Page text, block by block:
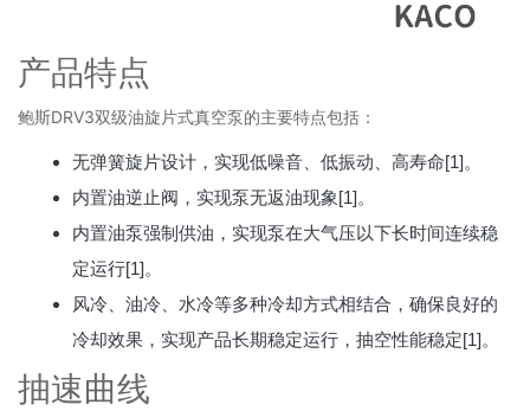
产品特点
鲍斯DRV3双级油旋片式真空泵的主要特点包括：
无弹簧旋片设计，实现低噪音、低振动、高寿命[1]。
内置油逆止阀，实现泵无返油现象[1]。
内置油泵强制供油，实现泵在大气压以下长时间连续稳
定运行[1]。
风冷、油冷、水冷等多种冷却方式相结合，确保良好的
冷却效果，实现产品长期稳定运行，抽空性能稳定[1]。
抽速曲线